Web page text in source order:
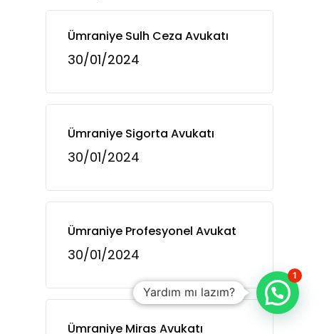
Ümraniye Sulh Ceza Avukatı
30/01/2024
Ümraniye Sigorta Avukatı
30/01/2024
Ümraniye Profesyonel Avukat
30/01/2024
Ümraniye Miras Avukatı
1
Yardım mı lazım?